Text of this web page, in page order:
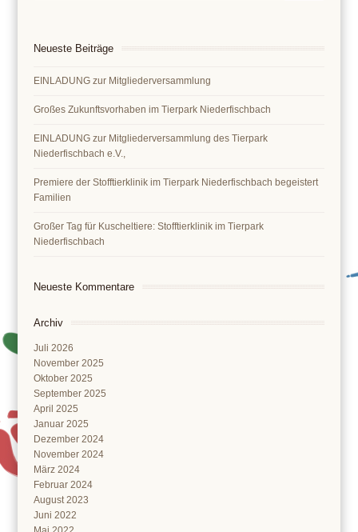
Neueste Beiträge
EINLADUNG zur Mitgliederversammlung
Großes Zukunftsvorhaben im Tierpark Niederfischbach
EINLADUNG zur Mitgliederversammlung des Tierpark
Niederfischbach e.V.,
Premiere der Stofftierklinik im Tierpark Niederfischbach begeistert
Familien
Großer Tag für Kuscheltiere: Stofftierklinik im Tierpark
Niederfischbach
Neueste Kommentare
Archiv
Juli 2026
November 2025
Oktober 2025
September 2025
April 2025
Januar 2025
Dezember 2024
November 2024
März 2024
Februar 2024
August 2023
Juni 2022